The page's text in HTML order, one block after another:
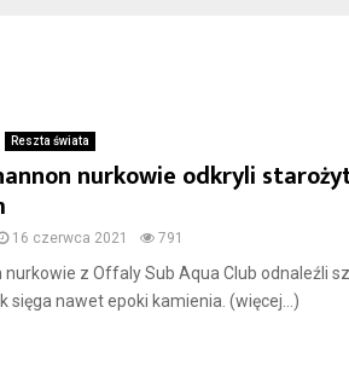
Reszta świata
nurkowie odkryli
16 czerwca 2021 791
nurkowie z Offaly Sub Aqua Club odnaleźli
sięga nawet epoki kamienia. (więcej…)